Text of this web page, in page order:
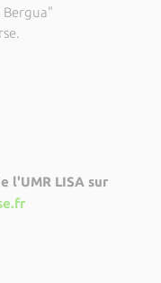
Bergua"
l'UMR LISA sur